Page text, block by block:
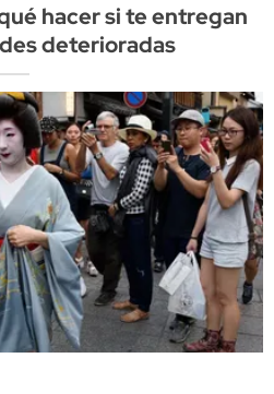
hacer si te entregan
deterioradas